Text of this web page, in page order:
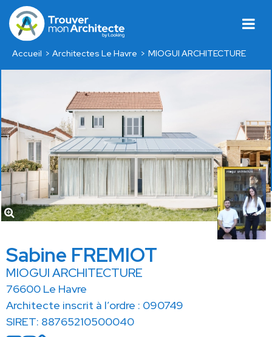
Accueil Architectes Le Havre MIOGUI ARCHITECTURE
Sabine FREMIOT
MIOGUI ARCHITECTURE
76600 Le Havre
Architecte inscrit à l’ordre : 090749
SIRET: 88765210500040